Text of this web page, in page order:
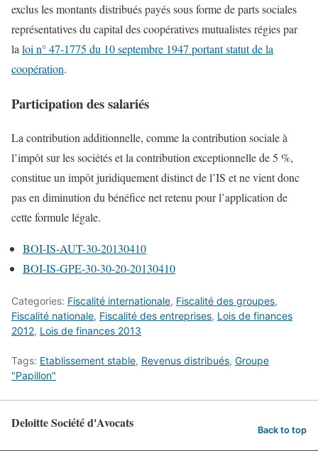
exclus les montants distribués payés sous forme de parts sociales
représentatives du capital des coopératives mutualistes régies par
la loi n° 47-1775 du 10 septembre 1947 portant statut de la
coopération.
Participation des salariés
La contribution additionnelle, comme la contribution sociale à
l’impôt sur les sociétés et la contribution exceptionnelle de 5 %,
constitue un impôt juridiquement distinct de l’IS et ne vient donc
pas en diminution du bénéfice net retenu pour l’application de
cette formule légale.
BOI-IS-AUT-30-20130410
BOI-IS-GPE-30-30-20-20130410
Categories: Fiscalité internationale, Fiscalité des groupes,
Fiscalité nationale, Fiscalité des entreprises, Lois de finances
2012, Lois de finances 2013
Tags: Etablissement stable, Revenus distribués, Groupe
"Papillon"
Deloitte Société d'Avocats Back to top